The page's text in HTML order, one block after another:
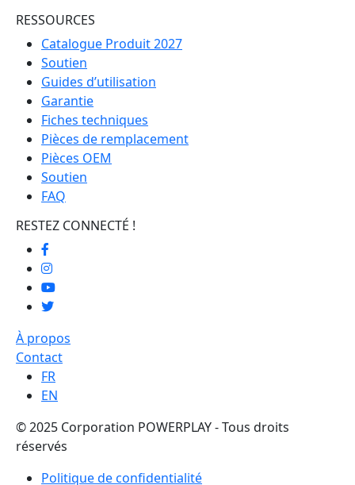
RESSOURCES
Catalogue Produit 2027
Soutien
Guides d’utilisation
Garantie
Fiches techniques
Pièces de remplacement
Pièces OEM
Soutien
FAQ
RESTEZ CONNECTÉ !
À propos
Contact
FR
EN
© 2025 Corporation POWERPLAY - Tous droits
réservés
Politique de confidentialité